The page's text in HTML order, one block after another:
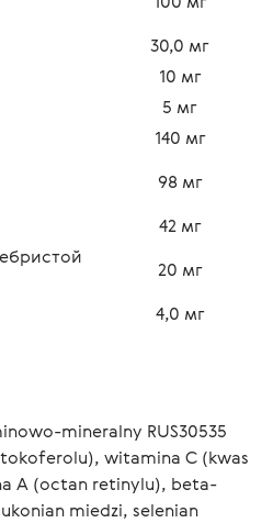
30,0 мг
10 мг
5 мг
140 мг
98 мг
42 мг
20 мг
4,0 мг
mineralny RUS30535
witamina C (kwas
A (octan retinylu), beta-
miedzi, selenian